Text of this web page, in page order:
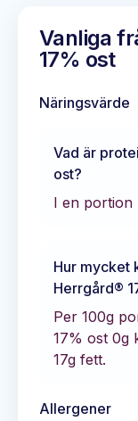
Vanliga
17% ost
Näringsvärde
Vad är
ost?
I en portion
Hur mycket
Herrgård®
Per 100g
17% ost 0g
17g fett.
Allergener